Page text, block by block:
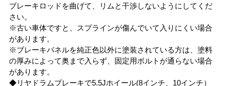
ブレーキロッドを曲げて、リムと干渉しないようにしてくだ
さい。
※古い車体ですと、スプラインが傷んでいて入りにくい場合
があります。
※ブレーキパネルを純正色以外に塗装されている方は、塗料
の厚みによって奥まで入らず、固定用ボルトが通らない場合
があります。
◆リヤドラムブレーキで5.5Jホイール(8インチ、10インチ）